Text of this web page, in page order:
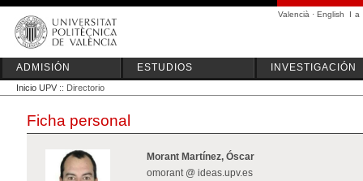
Valencià · English I a
ADMISIÓN ESTUDIOS INVESTIGACIÓN
Inicio UPV :: Directorio
Ficha personal
Morant Martínez, Óscar
omorant @ ideas.upv.es